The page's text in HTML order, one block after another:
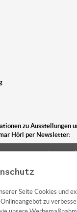
zu Ausstellungen
Hörl per Newsletter:
Anregungen?
Seite Cookies und
Onlineangebot zu